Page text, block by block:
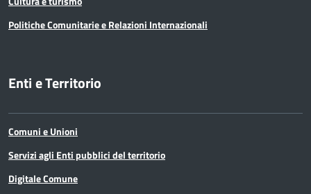
Politiche Comunitarie e Relazioni Internazionali
Enti e Territorio
Comuni e Unioni
Servizi agli Enti pubblici del territorio
Digitale Comune